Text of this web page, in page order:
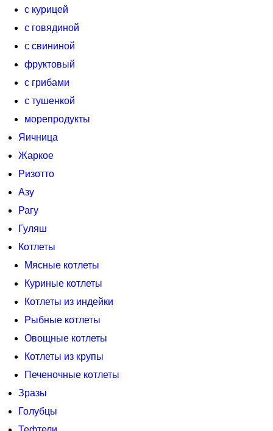
с курицей
с говядиной
с свининой
фруктовый
с грибами
с тушенкой
морепродукты
Яичница
Жаркое
Ризотто
Азу
Рагу
Гуляш
Котлеты
Мясные котлеты
Куриные котлеты
Котлеты из индейки
Рыбные котлеты
Овощные котлеты
Котлеты из крупы
Печеночные котлеты
Зразы
Голубцы